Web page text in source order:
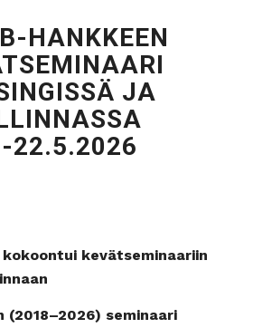
HANKKEEN
JA
22.5.2026
kevätseminaariin
(2018–2026) seminaari